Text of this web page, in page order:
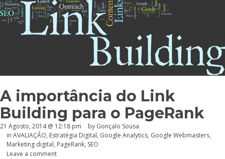
A importância do Link
Building para o PageRank
21 Agosto, 2014 @ 12:18 pm by Gonçalo Sousa
in AVALIAÇÃO, Estratégia Digital, Google Analytics, Google Webmasters,
Marketing digital, PageRank, SEO
Leave a comment